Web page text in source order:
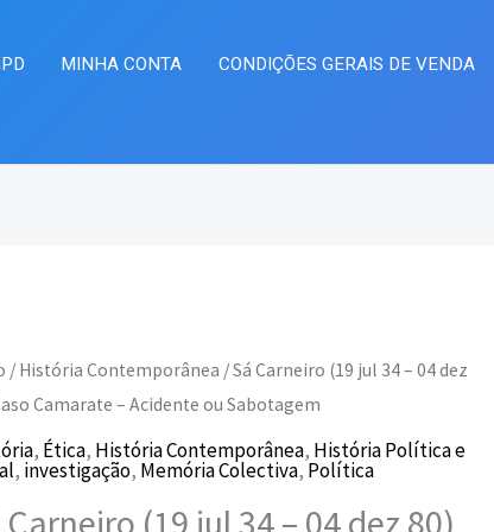
MINHA CONTA
CONDIÇÕES GERAIS DE VENDA
/ História Contemporânea / Sá Carneiro (19 jul 34 – 04 dez
Camarate – Acidente ou Sabotagem
, Ética, História Contemporânea, História Política e
, investigação, Memória Colectiva, Política
Carneiro (19 jul 34 – 04 dez 80)
O
preço
original
O
preço